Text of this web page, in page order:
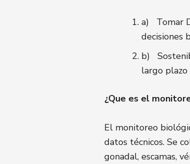
a) Tomar
decisiones
b)
largo plazo
¿Que es el
El monitoreo
datos técnicos. Se
gonadal, escamas,